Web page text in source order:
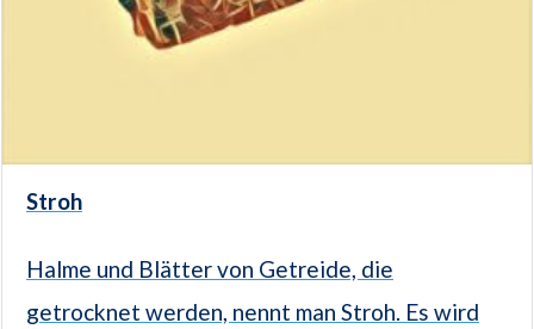
Stroh
Halme und Blätter von Getreide, die
getrocknet werden, nennt man Stroh. Es wird